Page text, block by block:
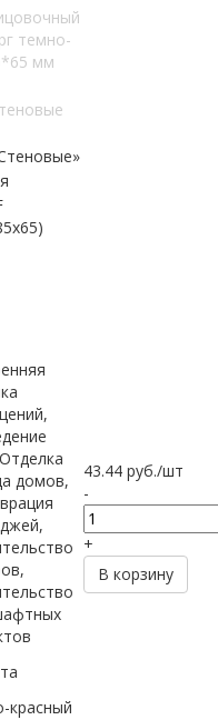
темно-
мм
домов,
красный
43.44 руб./шт
-
+
В корзину